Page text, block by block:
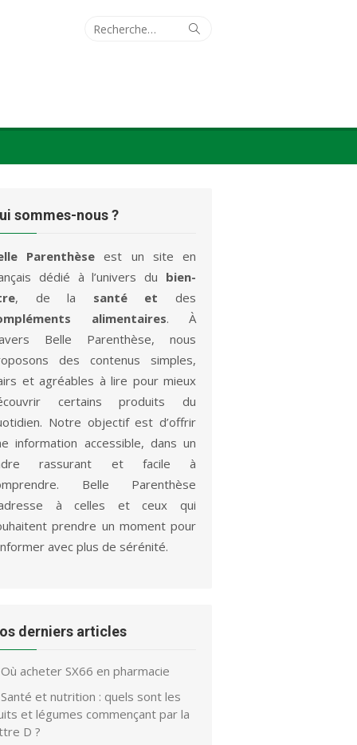
Recherche
Rechercher
sommes-nous ?
Parenthèse est un site en
dédié à l’univers du bien-
, de la santé et des
alimentaires. À
Belle Parenthèse, nous
des contenus simples,
et agréables à lire pour mieux
certains produits du
Notre objectif est d’offrir
information accessible, dans un
rassurant et facile à
Belle Parenthèse
à celles et ceux qui
prendre un moment pour
avec plus de sérénité.
derniers articles
Où acheter SX66 en pharmacie
Santé et nutrition : quels sont les
et légumes commençant par la
D ?